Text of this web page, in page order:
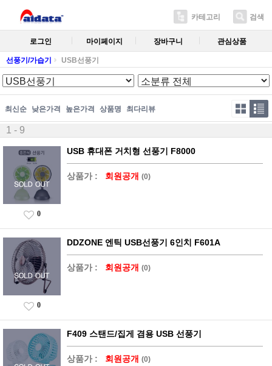
카테고리 검색
로그인 마이페이지 장바구니 관심상품
선풍기/가습기 USB선풍기
최신순 낮은가격 높은가격 상품명 최다리뷰
1 - 9
USB 휴대폰 거치형 선풍기 F8000
상품가 : 회원공개 (0)
0
DDZONE 엔틱 USB선풍기 6인치 F601A
상품가 : 회원공개 (0)
0
F409 스탠드/집게 겸용 USB 선풍기
상품가 : 회원공개 (0)